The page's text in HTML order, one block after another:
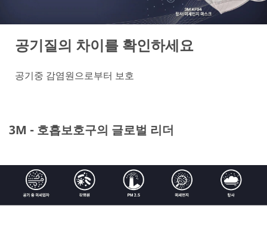
공기질의 차이를 확인하세요
공기중 감염원으로부터 보호
3M - 호흡보호구의 글로벌 리더